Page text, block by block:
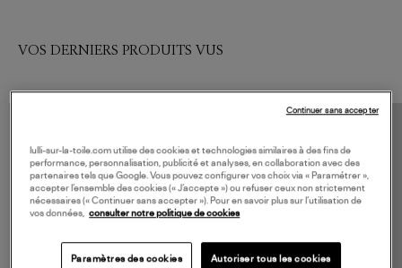
VOS DERNIERS PRODUITS VUS
lulli-sur-la-toile.com utilise des cookies et technologies similaires à des fins de
performance, personnalisation, publicité et analyses, en collaboration avec des
partenaires tels que Google. Vous pouvez configurer vos choix via « Paramétrer »,
accepter l’ensemble des cookies (« J’accepte ») ou refuser ceux non strictement
nécessaires (« Continuer sans accepter »). Pour en savoir plus sur l’utilisation de
vos données, consulter notre politique de cookies
Paramètres des cookies Autoriser tous les cookies
Continuer sans accepter